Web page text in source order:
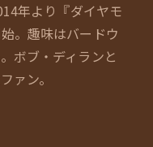
年より『ダイヤモ
。趣味はバードウ
ボブ・ディランと
ァン。